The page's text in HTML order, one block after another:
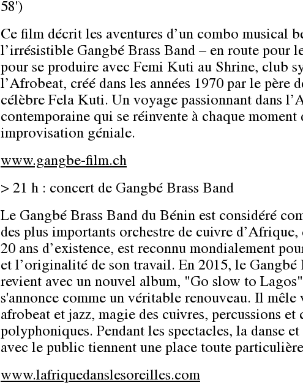
58')
Ce film décrit les aventures d’un combo musical
l’irrésistible Gangbé Brass Band – en route pour
pour se produire avec Femi Kuti au Shrine, club
l’Afrobeat, créé dans les années 1970 par le père
célèbre Fela Kuti. Un voyage passionnant dans
contemporaine qui se réinvente à chaque moment
improvisation géniale.
www.gangbe-film.ch
> 21 h : concert de Gangbé Brass Band
Le Gangbé Brass Band du Bénin est considéré
des plus importants orchestre de cuivre d’Afrique,
20 ans d’existence, est reconnu mondialement
et l’originalité de son travail. En 2015, le Gangbé
revient avec un nouvel album, "Go slow to
s'annonce comme un véritable renouveau. Il mêle
afrobeat et jazz, magie des cuivres, percussions et
polyphoniques. Pendant les spectacles, la danse
avec le public tiennent une place toute
www.lafriquedanslesoreilles.com